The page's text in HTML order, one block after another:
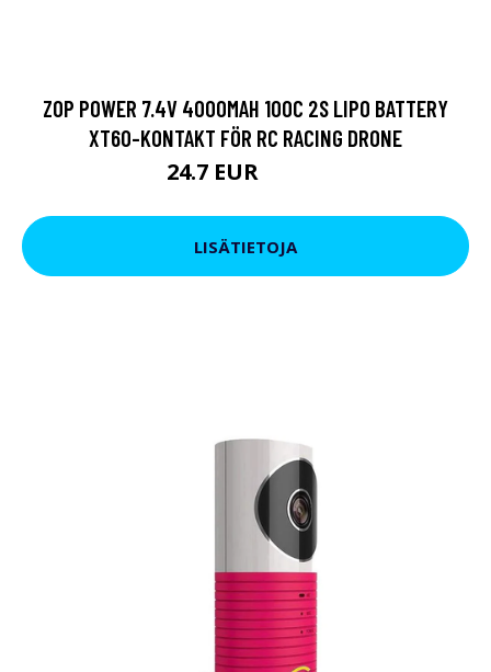
ZOP POWER 7.4V 4000MAH 100C 2S LIPO BATTERY
XT60-KONTAKT FÖR RC RACING DRONE
24.7 EUR
LISÄTIETOJA